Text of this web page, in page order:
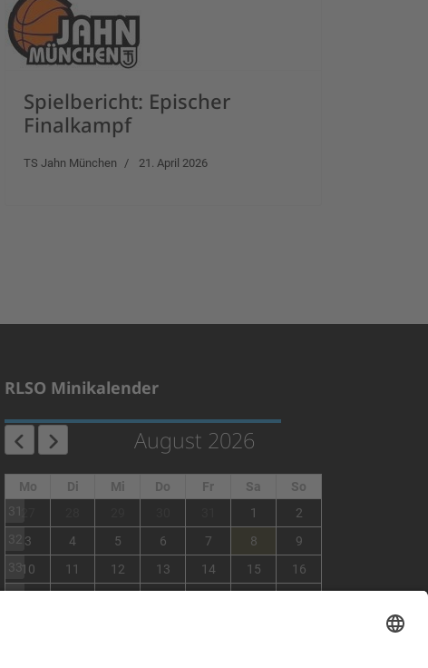
Spielbericht: Epischer
Finalkampf
TS Jahn München 21. April 2026
RLSO Minikalender
August 2026
Mo Di Mi Do Fr Sa
So
31
1
2
32 3 4 5 6 7 8
9
3310 11 12 13 14 15
16
34